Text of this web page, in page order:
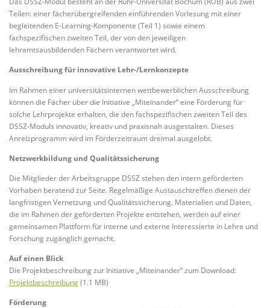
Teilen: einer fächerübergreifenden einführenden Vorlesung mit einer
begleitenden E-Learning-Komponente (Teil 1) sowie einem
fachspezifischen zweiten Teil, der von den jeweiligen
lehramtsausbildenden Fächern verantwortet wird.
Ausschreibung für innovative Lehr-/Lernkonzepte
Im Rahmen einer universitätsinternen wettbewerblichen Ausschreibung
können die Fächer über die Initiative „Miteinander“ eine Förderung für
solche Lehrprojekte erhalten, die den fachspezifischen zweiten Teil des
DSSZ-Moduls innovativ, kreativ und praxisnah ausgestalten. Dieses
Anreizprogramm wird im Förderzeitraum dreimal ausgelobt.
Netzwerkbildung und Qualitätssicherung
Die Mitglieder der Arbeitsgruppe DSSZ stehen den intern geförderten
Vorhaben beratend zur Seite. Regelmäßige Austauschtreffen dienen der
langfristigen Vernetzung und Qualitätssicherung. Materialien und Daten,
die im Rahmen der geförderten Projekte entstehen, werden auf einer
gemeinsamen Plattform für interne und externe Interessierte in Lehre und
Forschung zugänglich gemacht.
Auf einen Blick
Die Projektbeschreibung zur Initiative „Miteinander“ zum Download:
Projektbeschreibung(1.1 MB)
Förderung